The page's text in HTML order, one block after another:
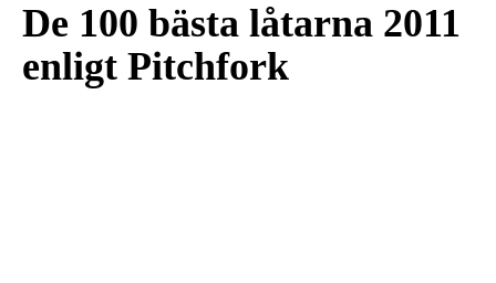
De 100 bästa låtarna 2011
enligt Pitchfork